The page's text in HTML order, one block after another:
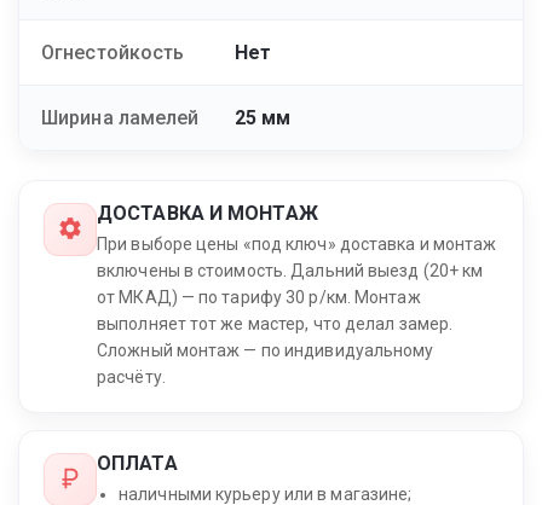
Огнестойкость Нет
Ширина ламелей 25 мм
ДОСТАВКА И МОНТАЖ
При выборе цены «под ключ» доставка и монтаж
включены в стоимость. Дальний выезд (20+ км
от МКАД) — по тарифу 30 р/км. Монтаж
выполняет тот же мастер, что делал замер.
Сложный монтаж — по индивидуальному
расчёту.
ОПЛАТА
наличными курьеру или в магазине;